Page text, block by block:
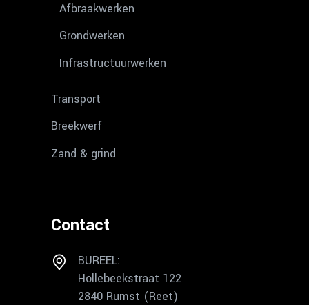
Afbraakwerken
Grondwerken
Infrastructuurwerken
Transport
Breekwerf
Zand & grind
Contact
BUREEL:
Hollebeekstraat 122
2840 Rumst (Reet)